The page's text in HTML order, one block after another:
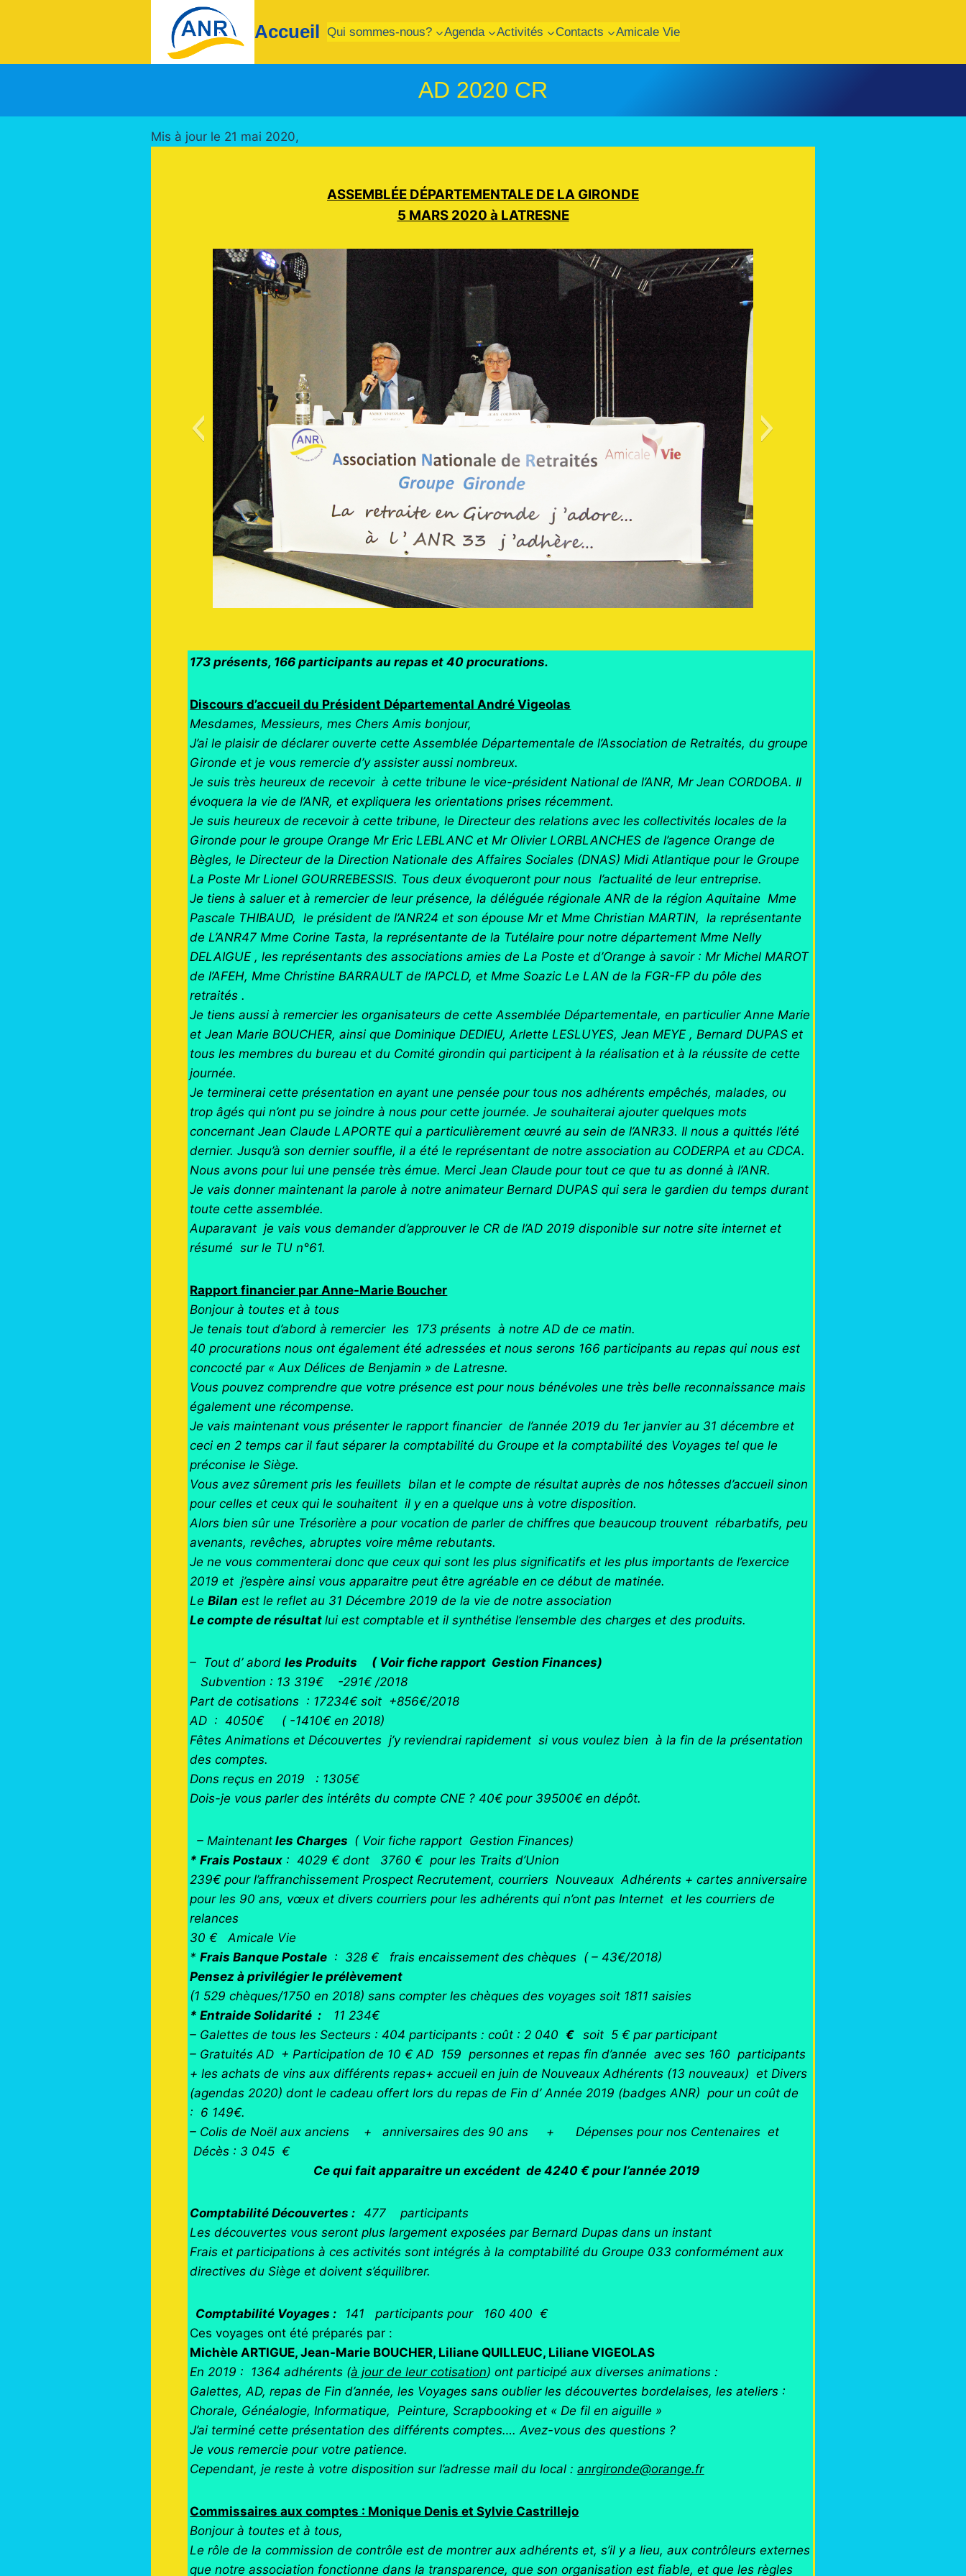
Accueil Qui sommes-nous? Agenda Activités Contacts Amicale Vie
AD 2020 CR
Mis à jour le 21 mai 2020,
ASSEMBLÉE DÉPARTEMENTALE DE LA GIRONDE
5 MARS 2020 à LATRESNE
173 présents, 166 participants au repas et 40 procurations.
Discours d’accueil du Président Départemental André Vigeolas
Mesdames, Messieurs, mes Chers Amis bonjour,
J’ai le plaisir de déclarer ouverte cette Assemblée Départementale de l’Association de Retraités, du groupe
Gironde et je vous remercie d’y assister aussi nombreux.
Je suis très heureux de recevoir à cette tribune le vice-président National de l’ANR, Mr Jean CORDOBA. Il
évoquera la vie de l’ANR, et expliquera les orientations prises récemment.
Je suis heureux de recevoir à cette tribune, le Directeur des relations avec les collectivités locales de la
Gironde pour le groupe Orange Mr Eric LEBLANC et Mr Olivier LORBLANCHES de l’agence Orange de
Bègles, le Directeur de la Direction Nationale des Affaires Sociales (DNAS) Midi Atlantique pour le Groupe
La Poste Mr Lionel GOURREBESSIS. Tous deux évoqueront pour nous l’actualité de leur entreprise.
Je tiens à saluer et à remercier de leur présence, la déléguée régionale ANR de la région Aquitaine Mme
Pascale THIBAUD, le président de l’ANR24 et son épouse Mr et Mme Christian MARTIN, la représentante
de L’ANR47 Mme Corine Tasta, la représentante de la Tutélaire pour notre département Mme Nelly
DELAIGUE , les représentants des associations amies de La Poste et d’Orange à savoir : Mr Michel MAROT
de l’AFEH, Mme Christine BARRAULT de l’APCLD, et Mme Soazic Le LAN de la FGR-FP du pôle des
retraités .
Je tiens aussi à remercier les organisateurs de cette Assemblée Départementale, en particulier Anne Marie
et Jean Marie BOUCHER, ainsi que Dominique DEDIEU, Arlette LESLUYES, Jean MEYE , Bernard DUPAS et
tous les membres du bureau et du Comité girondin qui participent à la réalisation et à la réussite de cette
journée.
Je terminerai cette présentation en ayant une pensée pour tous nos adhérents empêchés, malades, ou
trop âgés qui n’ont pu se joindre à nous pour cette journée. Je souhaiterai ajouter quelques mots
concernant Jean Claude LAPORTE qui a particulièrement œuvré au sein de l’ANR33. Il nous a quittés l’été
dernier. Jusqu’à son dernier souffle, il a été le représentant de notre association au CODERPA et au CDCA.
Nous avons pour lui une pensée très émue. Merci Jean Claude pour tout ce que tu as donné à l’ANR.
Je vais donner maintenant la parole à notre animateur Bernard DUPAS qui sera le gardien du temps durant
toute cette assemblée.
Auparavant je vais vous demander d’approuver le CR de l’AD 2019 disponible sur notre site internet et
résumé sur le TU n°61.
Rapport financier par Anne-Marie Boucher
Bonjour à toutes et à tous
Je tenais tout d’abord à remercier les 173 présents à notre AD de ce matin.
40 procurations nous ont également été adressées et nous serons 166 participants au repas qui nous est
concocté par « Aux Délices de Benjamin » de Latresne.
Vous pouvez comprendre que votre présence est pour nous bénévoles une très belle reconnaissance mais
également une récompense.
Je vais maintenant vous présenter le rapport financier de l’année 2019 du 1er janvier au 31 décembre et
ceci en 2 temps car il faut séparer la comptabilité du Groupe et la comptabilité des Voyages tel que le
préconise le Siège.
Vous avez sûrement pris les feuillets bilan et le compte de résultat auprès de nos hôtesses d’accueil sinon
pour celles et ceux qui le souhaitent il y en a quelque uns à votre disposition.
Alors bien sûr une Trésorière a pour vocation de parler de chiffres que beaucoup trouvent rébarbatifs, peu
avenants, revêches, abruptes voire même rebutants.
Je ne vous commenterai donc que ceux qui sont les plus significatifs et les plus importants de l’exercice
2019 et j’espère ainsi vous apparaitre peut être agréable en ce début de matinée.
LeBilan est le reflet au 31 Décembre 2019 de la vie de notre association
Le compte de résultatlui est comptable et il synthétise l’ensemble des charges et des produits.
– Tout d’ abordles Produits ( Voir fiche rapport Gestion Finances)
Subvention : 13 319€ -291€ /2018
Part de cotisations : 17234€ soit +856€/2018
AD : 4050€ ( -1410€ en 2018)
Fêtes Animations et Découvertes j’y reviendrai rapidement si vous voulez bien à la fin de la présentation
des comptes.
Dons reçus en 2019 : 1305€
Dois-je vous parler des intérêts du compte CNE ? 40€ pour 39500€ en dépôt.
– Maintenant les Charges ( Voir fiche rapport Gestion Finances)
* Frais Postaux : 4029 € dont 3760 € pour les Traits d’Union
239€ pour l’affranchissement Prospect Recrutement, courriers Nouveaux Adhérents + cartes anniversaire
pour les 90 ans, vœux et divers courriers pour les adhérents qui n’ont pas Internet et les courriers de
relances
30 € Amicale Vie
*Frais Banque Postale : 328 € frais encaissement des chèques ( – 43€/2018)
Pensez à privilégier le prélèvement
(1 529 chèques/1750 en 2018) sans compter les chèques des voyages soit 1811 saisies
* Entraide Solidarité :
11 234€
– Galettes de tous les Secteurs : 404 participants : coût : 2 040€soit 5 € par participant
– Gratuités AD + Participation de 10 € AD 159 personnes et repas fin d’année avec ses 160 participants
+ les achats de vins aux différents repas+ accueil en juin de Nouveaux Adhérents (13 nouveaux) et Divers
(agendas 2020) dont le cadeau offert lors du repas de Fin d’ Année 2019 (badges ANR) pour un coût de
: 6 149€.
– Colis de Noël aux anciens + anniversaires des 90 ans + Dépenses pour nos Centenaires et
Décès : 3 045 €
Ce qui fait apparaitre un excédent de 4240 € pour l’année 2019
Comptabilité Découvertes :477 participants
Les découvertes vous seront plus largement exposées par Bernard Dupas dans un instant
Frais et participations à ces activités sont intégrés à la comptabilité du Groupe 033 conformément aux
directives du Siège et doivent s’équilibrer.
Comptabilité Voyages : 141 participants pour 160 400 €
Ces voyages ont été préparés par :
Michèle ARTIGUE, Jean-Marie BOUCHER, Liliane QUILLEUC, Liliane VIGEOLAS
En 2019 : 1364 adhérents (à jour de leur cotisation) ont participé aux diverses animations :
Galettes, AD, repas de Fin d’année, les Voyages sans oublier les découvertes bordelaises, les ateliers :
Chorale, Généalogie, Informatique, Peinture, Scrapbooking et « De fil en aiguille »
J’ai terminé cette présentation des différents comptes…. Avez-vous des questions ?
Je vous remercie pour votre patience.
Cependant, je reste à votre disposition sur l’adresse mail du local :anrgironde@orange.fr
Commissaires aux comptes : Monique Denis et Sylvie Castrillejo
Bonjour à toutes et à tous,
Le rôle de la commission de contrôle est de montrer aux adhérents et, s’il y a lieu, aux contrôleurs externes
que notre association fonctionne dans la transparence, que son organisation est fiable, et que les règles